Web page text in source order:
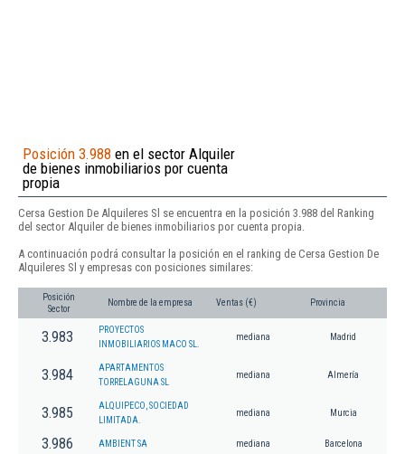
Posición 3.988 en el sector Alquiler
de bienes inmobiliarios por cuenta
propia
Cersa Gestion De Alquileres Sl se encuentra en la posición 3.988 del Ranking
del sector Alquiler de bienes inmobiliarios por cuenta propia.
A continuación podrá consultar la posición en el ranking de Cersa Gestion De
Alquileres Sl y empresas con posiciones similares:
Posición
Sector
Nombre de la empresa Ventas (€) Provincia
3.983
PROYECTOS
INMOBILIARIOS MACO SL.
mediana Madrid
3.984
APARTAMENTOS
TORRELAGUNA SL
mediana Almería
3.985
ALQUIPECO, SOCIEDAD
LIMITADA.
mediana Murcia
3.986 AMBIENT SA mediana Barcelona